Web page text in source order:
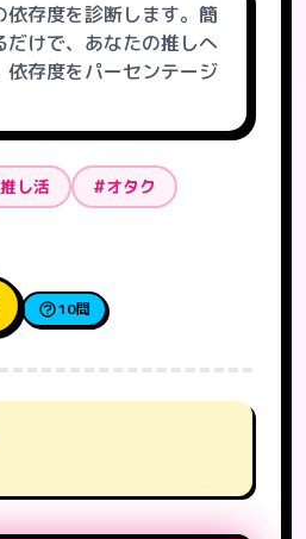
依存度を診断します。簡
だけで、あなたの推しへ
依存度をパーセンテージ
し活
#オタク
10問